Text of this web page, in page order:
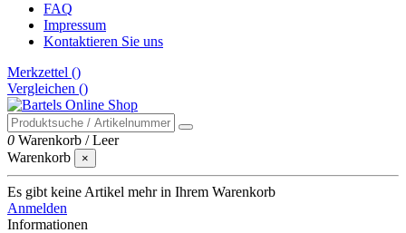
FAQ
Impressum
Kontaktieren Sie uns
Merkzettel ()
Vergleichen ()
0 Warenkorb /Leer
Warenkorb
×
Es gibt keine Artikel mehr in Ihrem Warenkorb
Anmelden
Informationen